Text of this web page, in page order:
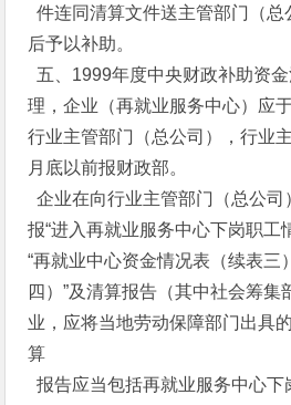
件连同清算文件送主管部门（
后予以补助。
五、1999年度中央财政补助资
理，企业（再就业服务中心）应
行业主管部门（总公司），行业
月底以前报财政部。
企业在向行业主管部门（总公
报“进入再就业服务中心下岗职工
“再就业中心资金情况表（续表三
四）”及清算报告（其中社会筹集
业，应将当地劳动保障部门出具
算
报告应当包括再就业服务中心下